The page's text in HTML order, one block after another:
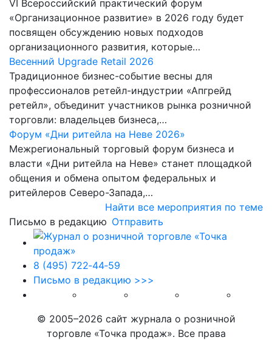
VI Всероссийский практический форум
«Организационное развитие» в 2026 году будет
посвящен обсуждению новых подходов
организационного развития, которые…
Весенний Upgrade Retail 2026
Традиционное бизнес-событие весны для
профессионалов ретейл-индустрии «Апгрейд
ретейл», объединит участников рынка розничной
торговли: владельцев бизнеса,…
Форум «Дни ритейла на Неве 2026»
Межрегиональный торговый форум бизнеса и
власти «Дни ритейла на Неве» станет площадкой
общения и обмена опытом федеральных и
ритейлеров Северо-Запада,…
Найти все мероприятия по теме
Письмо в редакцию Отправить
8 (495) 722‑44‑59
Письмо в редакцию >>>
© 2005–2026 сайт журнала о розничной
торговле «Точка продаж». Все права